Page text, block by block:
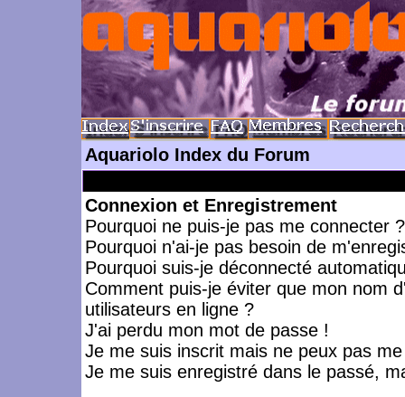
Aquariolo Index du Forum
Connexion et Enregistrement
Pourquoi ne puis-je pas me connecter ?
Pourquoi n'ai-je pas besoin de
Pourquoi suis-je déconnecté
Comment puis-je éviter que mon nom
utilisateurs en ligne ?
J'ai perdu mon mot de passe !
Je me suis inscrit mais ne peux pas
Je me suis enregistré dans le passé,